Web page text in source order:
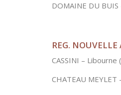
DOMAINE DU
REG.
CASSINI – Libourne
CHATEAU MEYLET